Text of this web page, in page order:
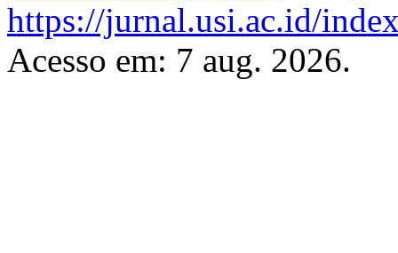
https://jurnal.usi.ac.id/
Acesso em: 7 aug. 2026.